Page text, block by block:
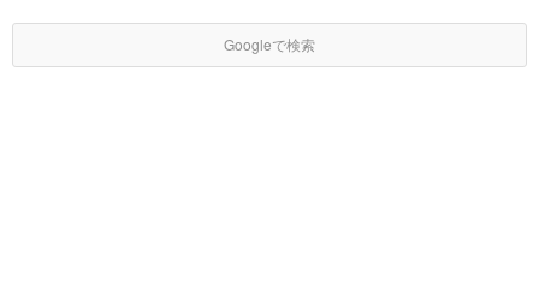
Googleで検索